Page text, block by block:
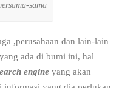
sama
,perusahaan dan lain-lain
ada di bumi ini, hal
engine yang akan